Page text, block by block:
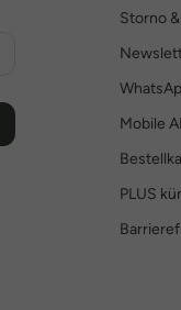
Storno
Mobile
PLUS